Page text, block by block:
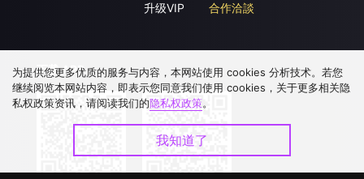
升级VIP
合作洽談
下载 APP
为提供您更多优质的服务与内容，本网站使用 cookies 分析技术。若您
继续阅览本网站内容，即表示您同意我们使用 cookies，关于更多相关隐
私权政策资讯，请阅读我们的隐私权政策。
我知道了